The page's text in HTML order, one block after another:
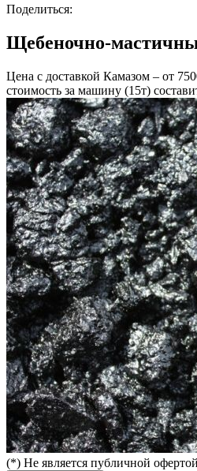
Поделиться:
Щебеночно-
Цена с доставкой Камазом – от
стоимость за машину (15т)
(*) Не является публичной офертой